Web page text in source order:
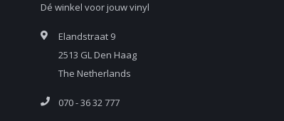
Dé winkel voor jouw vinyl
Elandstraat 9
2513 GL Den Haag
The Netherlands
070 - 36 32 777